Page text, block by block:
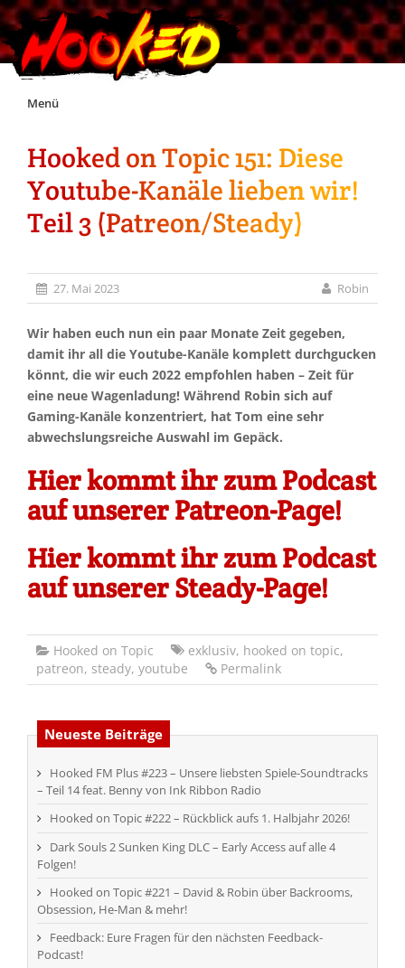
Skip
Menü
Unterstützt Hooked!
Exklusiv für Supporter*innen
Hooked on Topic 151: Diese
Youtube-Kanäle lieben wir!
Teil 3 (Patreon/Steady)
27. Mai 2023 Robin
Wir haben euch nun ein paar Monate Zeit gegeben,
damit ihr all die Youtube-Kanäle komplett durchgucken
könnt, die wir euch 2022 empfohlen haben – Zeit für
eine neue Wagenladung! Während Robin sich auf
Gaming-Kanäle konzentriert, hat Tom eine sehr
abwechslungsreiche Auswahl im Gepäck.
Hier kommt ihr zum Podcast
auf unserer Patreon-Page!
Hier kommt ihr zum Podcast
auf unserer Steady-Page!
Hooked on Topic exklusiv, hooked on topic,
patreon, steady, youtube Permalink
Neueste Beiträge
Hooked FM Plus #223 – Unsere liebsten Spiele-Soundtracks
– Teil 14 feat. Benny von Ink Ribbon Radio
Hooked on Topic #222 – Rückblick aufs 1. Halbjahr 2026!
Dark Souls 2 Sunken King DLC – Early Access auf alle 4
Folgen!
Hooked on Topic #221 – David & Robin über Backrooms,
Obsession, He-Man & mehr!
Feedback: Eure Fragen für den nächsten Feedback-
Podcast!